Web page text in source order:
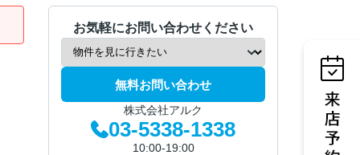
お気軽にお問い合わせください
無料お問い合わせ
株式会社アルク
03-5338-1338
10:00-19:00